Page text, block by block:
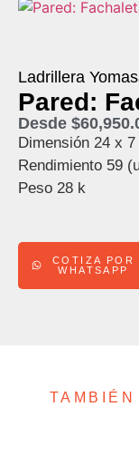
Ladrillera
Pared:
Desde $
Dimensión 24 x
Rendimiento 59
Peso 28 k
COTIZA POR
WHATSAPP